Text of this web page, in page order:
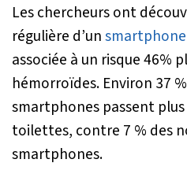
Les chercheurs ont
régulière d’unsmartphone
associée à un risque 46%
hémorroïdes. Environ 37
smartphones passent
toilettes, contre 7 % des
smartphones.